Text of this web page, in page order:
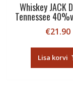
Whiskey JACK
Tennessee
€21.90
Lisa korvi